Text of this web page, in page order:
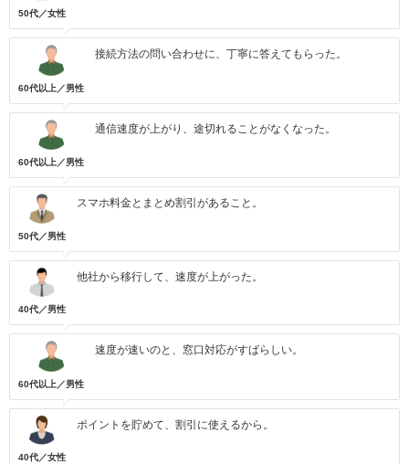
50代／女性
60代以上／男性
接続方法の問い合わせに、丁寧に答えてもらった。
60代以上／男性
通信速度が上がり、途切れることがなくなった。
50代／男性
スマホ料金とまとめ割引があること。
40代／男性
他社から移行して、速度が上がった。
60代以上／男性
速度が速いのと、窓口対応がすばらしい。
40代／女性
ポイントを貯めて、割引に使えるから。